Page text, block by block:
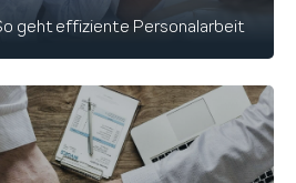
geht effiziente Personalarbeit